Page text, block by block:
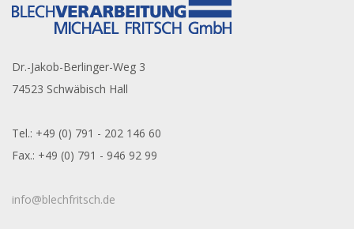
Dr.-Jakob-Berlinger-Weg 3
74523 Schwäbisch Hall
Tel.: +49 (0) 791 - 202 146 60
Fax.: +49 (0) 791 - 946 92 99
info@blechfritsch.de